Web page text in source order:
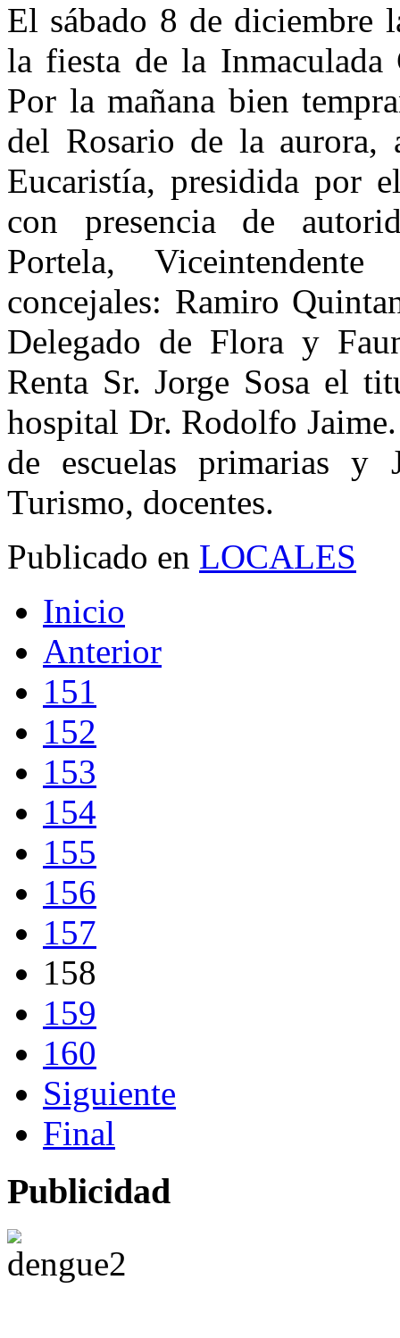
El sábado 8 de diciembre
la fiesta de la Inmaculada
Por la mañana bien
del Rosario de la aurora,
Eucaristía, presidida por
con presencia de
Portela,
concejales: Ramiro
Delegado de Flora y
Renta Sr. Jorge Sosa el
hospital Dr. Rodolfo
de escuelas primarias y
Turismo, docentes.
Publicado en LOCALES
Inicio
Anterior
151
152
153
154
155
156
157
158
159
160
Siguiente
Final
Publicidad